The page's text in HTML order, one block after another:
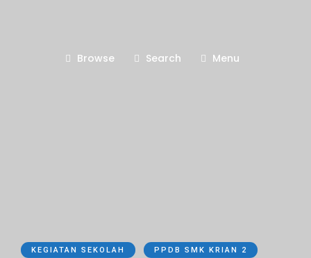
Browse Search Menu
KEGIATAN SEKOLAH PPDB SMK KRIAN 2